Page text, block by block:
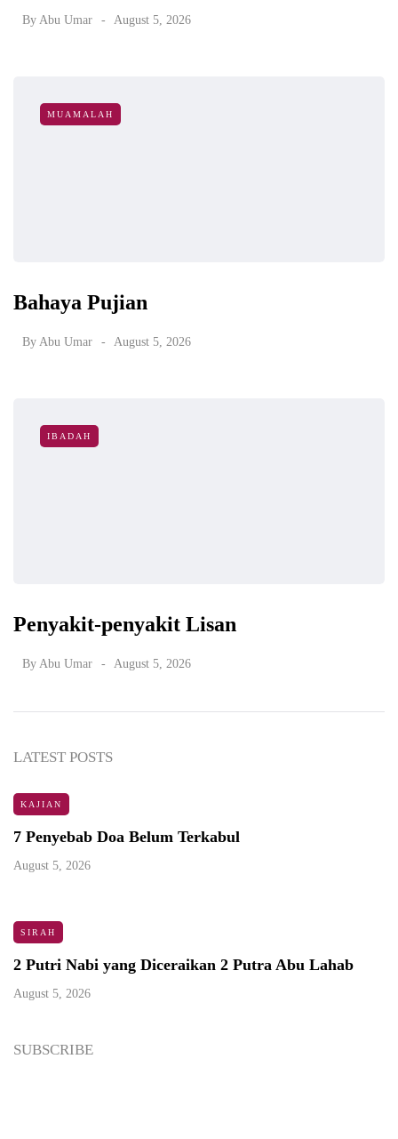
By Abu Umar August 5, 2026
MUAMALAH
Bahaya Pujian
By Abu Umar August 5, 2026
IBADAH
Penyakit-penyakit Lisan
By Abu Umar August 5, 2026
LATEST POSTS
KAJIAN
7 Penyebab Doa Belum Terkabul
August 5, 2026
SIRAH
2 Putri Nabi yang Diceraikan 2 Putra Abu Lahab
August 5, 2026
SUBSCRIBE